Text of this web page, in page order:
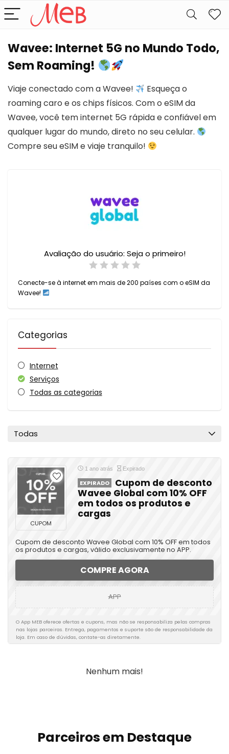
Wavee: Internet 5G no Mundo Todo,
Sem Roaming!
Viaje conectado com a Wavee!
Esqueça o
roaming caro e os chips físicos. Com o eSIM da
Wavee, você tem internet 5G rápida e confiável em
qualquer lugar do mundo, direto no seu celular.
Compre seu eSIM e viaje tranquilo!
Avaliação do usuário: Seja o primeiro!
Conecte-se à internet em mais de 200 países com o eSIM da
Wavee!
Categorias
Internet
Serviços
Todas as categorias
Todas
CUPOM
1 ano atrás Expirado
EXPIRADO
Cupom de desconto
Wavee Global com 10% OFF
em todos os produtos e
cargas
Cupom de desconto Wavee Global com 10% OFF em todos
os produtos e cargas, válido exclusivamente no APP.
COMPRE AGORA
APP
O App MEB oferece ofertas e cupons, mas não se responsabiliza pelas compras
nas lojas parceiras. Entrega, pagamentos e suporte são de responsabilidade da
loja. Em caso de dúvidas, contate-as diretamente.
Nenhum mais!
Parceiros em Destaque